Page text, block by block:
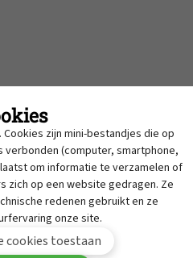
moet je aangemeld
Word lid van APB
onderzoek
zijn mini-bestandjes die op
(computer, smartphone,
om informatie te verzamelen of
zich op een website gedragen. Ze
redenen gebruikt en ze
onze site.
cookies toestaan